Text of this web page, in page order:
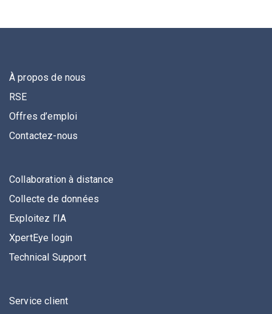
À propos de nous
RSE
Offres d’emploi
Contactez-nous
Collaboration à distance
Collecte de données
Exploitez l’IA
XpertEye login
Technical Support
Service client